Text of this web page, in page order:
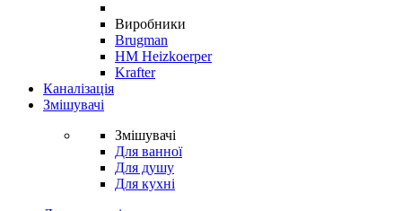
Виробники
Brugman
HM Heizkoerper
Krafter
Каналізація
Змішувачі
Змішувачі
Для ванної
Для душу
Для кухні